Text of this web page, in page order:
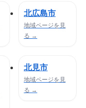
北広島市
地域ページを見
る →
北見市
地域ページを見
る →